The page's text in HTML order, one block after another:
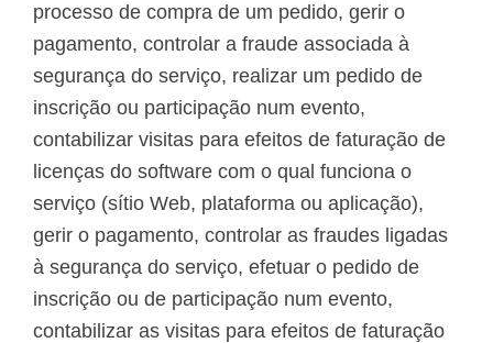
processo de compra de um pedido, gerir o
pagamento, controlar a fraude associada à
segurança do serviço, realizar um pedido de
inscrição ou participação num evento,
contabilizar visitas para efeitos de faturação de
licenças do software com o qual funciona o
serviço (sítio Web, plataforma ou aplicação),
gerir o pagamento, controlar as fraudes ligadas
à segurança do serviço, efetuar o pedido de
inscrição ou de participação num evento,
contabilizar as visitas para efeitos de faturação